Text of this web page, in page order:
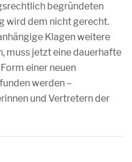
begründeten
wird dem nicht gerecht.
Klagen weitere
muss jetzt eine dauerhafte
einer neuen
werden –
und Vertretern der